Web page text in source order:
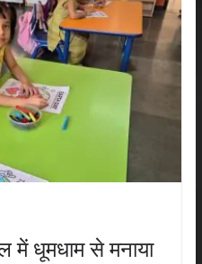
धूमधाम से मनाया